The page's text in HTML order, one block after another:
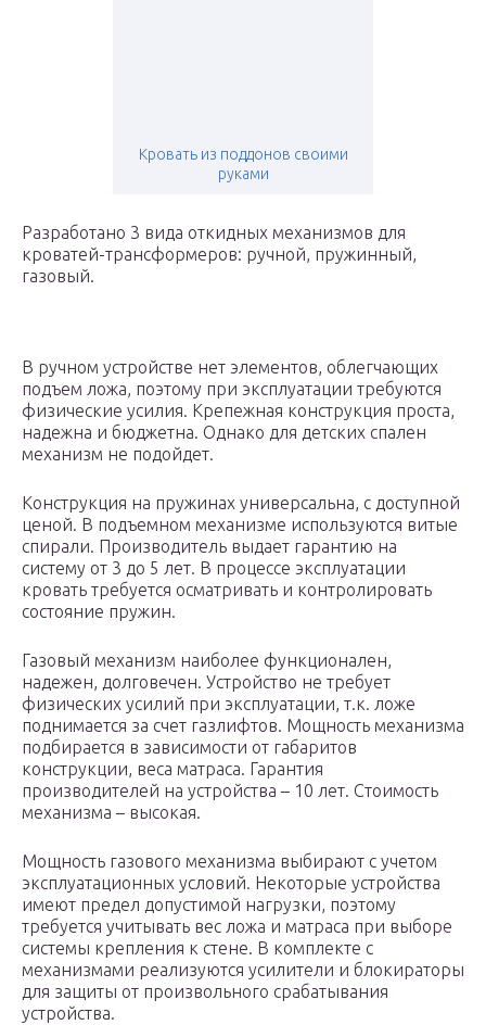
Кровать из поддонов своими
руками
Разработано 3 вида откидных механизмов для
кроватей-трансформеров: ручной, пружинный,
газовый.
В ручном устройстве нет элементов, облегчающих
подъем ложа, поэтому при эксплуатации требуются
физические усилия. Крепежная конструкция проста,
надежна и бюджетна. Однако для детских спален
механизм не подойдет.
Конструкция на пружинах универсальна, с доступной
ценой. В подъемном механизме используются витые
спирали. Производитель выдает гарантию на
систему от 3 до 5 лет. В процессе эксплуатации
кровать требуется осматривать и контролировать
состояние пружин.
Газовый механизм наиболее функционален,
надежен, долговечен. Устройство не требует
физических усилий при эксплуатации, т.к. ложе
поднимается за счет газлифтов. Мощность механизма
подбирается в зависимости от габаритов
конструкции, веса матраса. Гарантия
производителей на устройства – 10 лет. Стоимость
механизма – высокая.
Мощность газового механизма выбирают с учетом
эксплуатационных условий. Некоторые устройства
имеют предел допустимой нагрузки, поэтому
требуется учитывать вес ложа и матраса при выборе
системы крепления к стене. В комплекте с
механизмами реализуются усилители и блокираторы
для защиты от произвольного срабатывания
устройства.